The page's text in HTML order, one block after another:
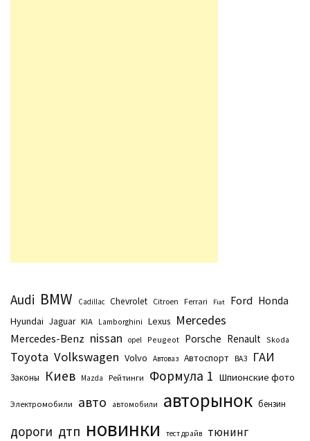
Audi BMW Cadillac Chevrolet Citroen Ferrari Fiat Ford Honda
Hyundai Jaguar KIA Lamborghini Lexus Mercedes
Mercedes-Benz nissan opel Peugeot Porsche Renault Skoda
Toyota Volkswagen Volvo Автоваз Автоспорт ВАЗ ГАИ
Законы Киев Маzda Рейтинги Формула 1 Шпионские фото
Электромобили авто автомобили авторынок бензин
дороги дтп новинки тест драйв тюнинг